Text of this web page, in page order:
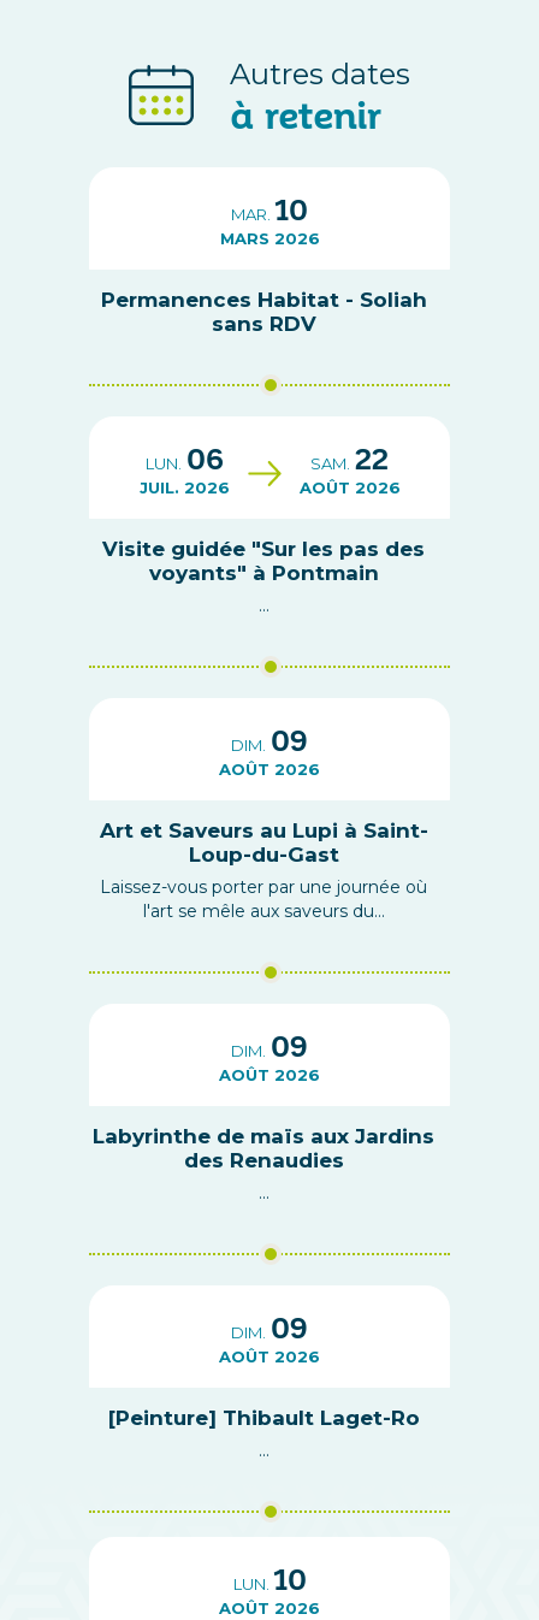
Autres dates
à retenir
MAR. 10
MARS 2026
Permanences Habitat - Soliah
sans RDV
LUN. 06
JUIL. 2026
SAM. 22
AOÛT 2026
Visite guidée "Sur les pas des
voyants" à Pontmain
...
DIM. 09
AOÛT 2026
Art et Saveurs au Lupi à Saint-
Loup-du-Gast
Laissez-vous porter par une journée où
l'art se mêle aux saveurs du...
DIM. 09
AOÛT 2026
Labyrinthe de maïs aux Jardins
des Renaudies
...
DIM. 09
AOÛT 2026
[Peinture] Thibault Laget-Ro
...
LUN. 10
AOÛT 2026